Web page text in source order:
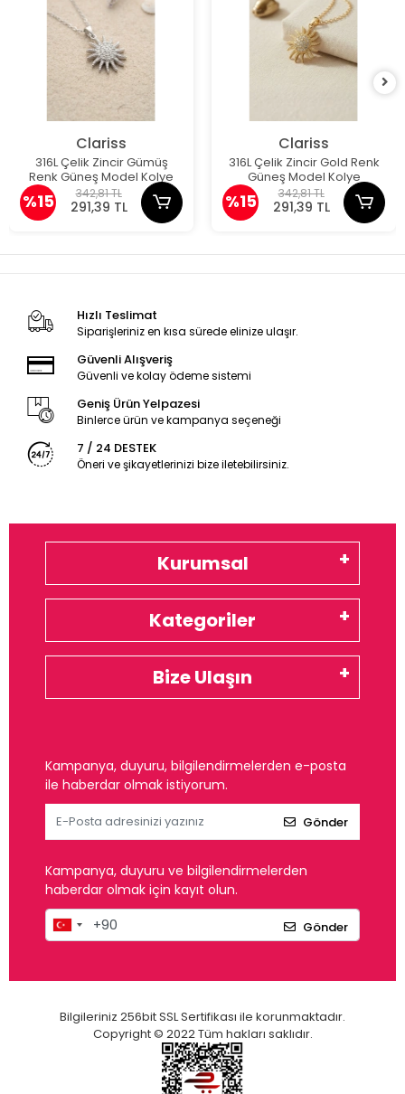
Clariss
316L Çelik Zincir Gümüş
Renk Güneş Model Kolye
%15 342,81 TL
291,39 TL
Clariss
316L Çelik Zincir Gold Renk
Güneş Model Kolye
%15 342,81 TL
291,39 TL
Hızlı Teslimat
Siparişleriniz en kısa sürede elinize ulaşır.
Güvenli Alışveriş
Güvenli ve kolay ödeme sistemi
Geniş Ürün Yelpazesi
Binlerce ürün ve kampanya seçeneği
7 / 24 DESTEK
Öneri ve şikayetlerinizi bize iletebilirsiniz.
Kurumsal
Kategoriler
Bize Ulaşın
Kampanya, duyuru, bilgilendirmelerden e-posta
ile haberdar olmak istiyorum.
Gönder
Kampanya, duyuru ve bilgilendirmelerden
haberdar olmak için kayıt olun.
Gönder
Bilgileriniz 256bit SSL Sertifikası ile korunmaktadır.
Copyright © 2022 Tüm hakları saklıdır.